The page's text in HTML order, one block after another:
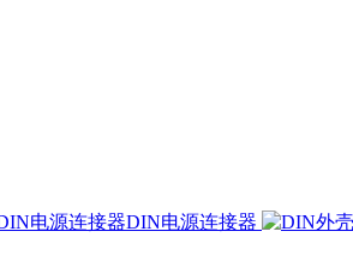
DIN电源连接器